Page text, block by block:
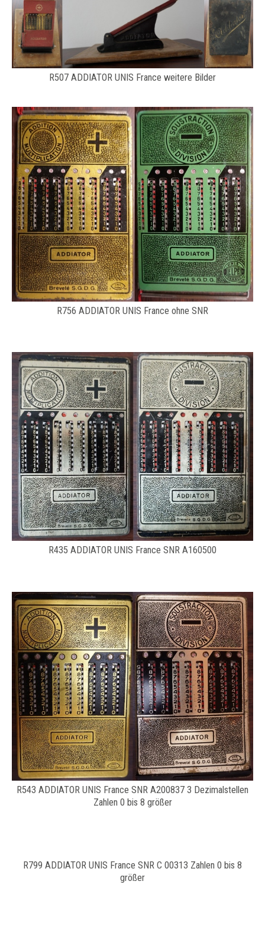
R507 ADDIATOR UNIS France weitere Bilder
R756 ADDIATOR UNIS France ohne SNR
R435 ADDIATOR UNIS France SNR A160500
R543 ADDIATOR UNIS France SNR A200837 3 Dezimalstellen
Zahlen 0 bis 8 größer
R799 ADDIATOR UNIS France SNR C 00313 Zahlen 0 bis 8
größer